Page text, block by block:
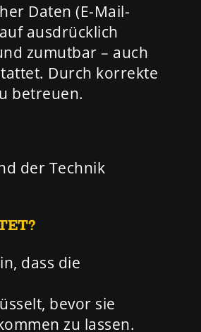
Daten (E-Mail-
ausdrücklich
zumutbar – auch
Durch korrekte
betreuen.
der Technik
dass die
bevor sie
zu lassen.